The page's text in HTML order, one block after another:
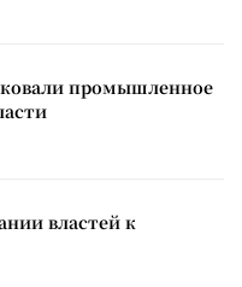
промышленное
властей к